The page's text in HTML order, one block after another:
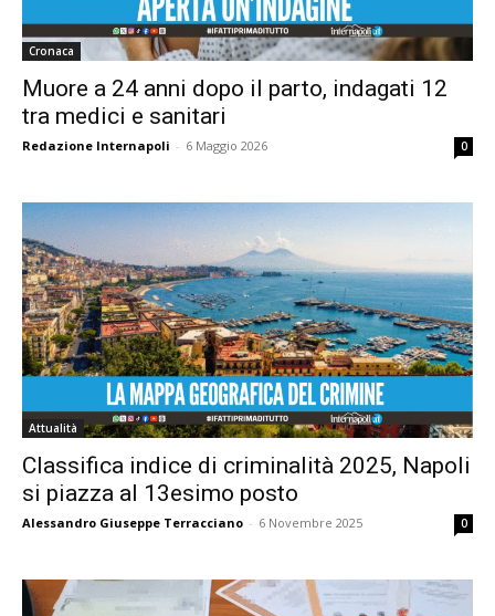
Cronaca
Muore a 24 anni dopo il parto, indagati 12
tra medici e sanitari
Redazione Internapoli - 6 Maggio 2026 0
Attualità
Classifica indice di criminalità 2025, Napoli
si piazza al 13esimo posto
Alessandro Giuseppe Terracciano - 6 Novembre 2025 0